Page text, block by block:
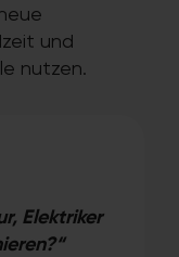
und
nutzen.
Elektriker